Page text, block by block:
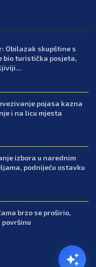
Obilazak skupštine s
bio turistička posjeta,
pojasa kazna
i na licu mjesta
izbora u narednim
podnijeću ostavku
brzo se proširio,